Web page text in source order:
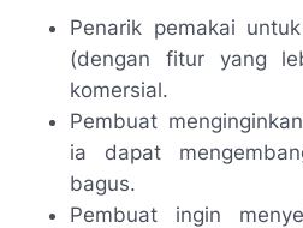
Penarik pemakai
(dengan fitur yang
komersial.
Pembuat
ia dapat
bagus.
Pembuat ingin